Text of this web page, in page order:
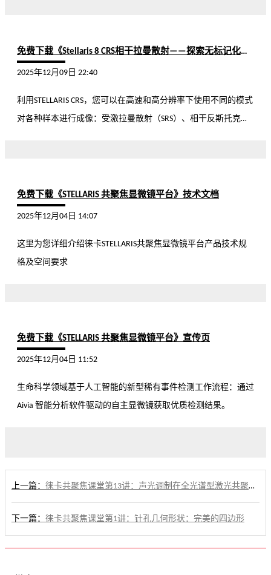
免费下载《Stellaris 8 CRS相干拉曼散射——探索无标记化学成像》
2025年12月09日 22:40
利用STELLARIS CRS，您可以在高速和高分辨率下使用不同的模式
对各种样本进行成像：受激拉曼散射（SRS）、相干反斯托克斯
免费下载《STELLARIS 共聚焦显微镜平台》技术文档
2025年12月04日 14:07
这里为您详细介绍徕卡STELLARIS共聚焦显微镜平台产品技术规
格及空间要求
免费下载《STELLARIS 共聚焦显微镜平台》宣传页
2025年12月04日 11:52
生命科学领域基于人工智能的新型稀有事件检测工作流程：通过
Aivia 智能分析软件驱动的自主显微镜获取优质检测结果。
上一篇： 徕卡共聚焦课堂第13讲：声光调制在全光谱型激光共聚焦显微镜系统的应用
下一篇： 徕卡共聚焦课堂第1讲：针孔几何形状：完美的四边形